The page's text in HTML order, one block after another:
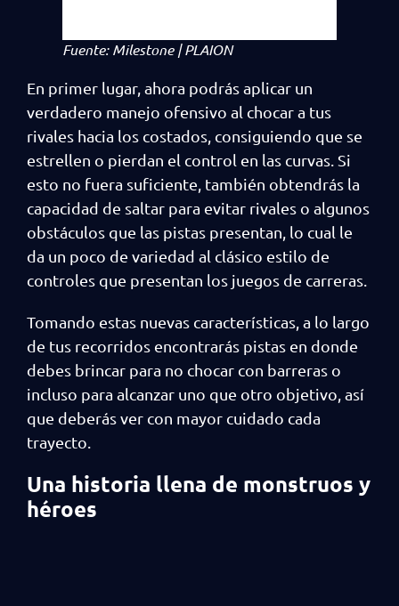
Fuente: Milestone | PLAION
En primer lugar, ahora podrás aplicar un
verdadero manejo ofensivo al chocar a tus
rivales hacia los costados, consiguiendo que se
estrellen o pierdan el control en las curvas. Si
esto no fuera suficiente, también obtendrás la
capacidad de saltar para evitar rivales o algunos
obstáculos que las pistas presentan, lo cual le
da un poco de variedad al clásico estilo de
controles que presentan los juegos de carreras.
Tomando estas nuevas características, a lo largo
de tus recorridos encontrarás pistas en donde
debes brincar para no chocar con barreras o
incluso para alcanzar uno que otro objetivo, así
que deberás ver con mayor cuidado cada
trayecto.
Una historia llena de monstruos y
héroes